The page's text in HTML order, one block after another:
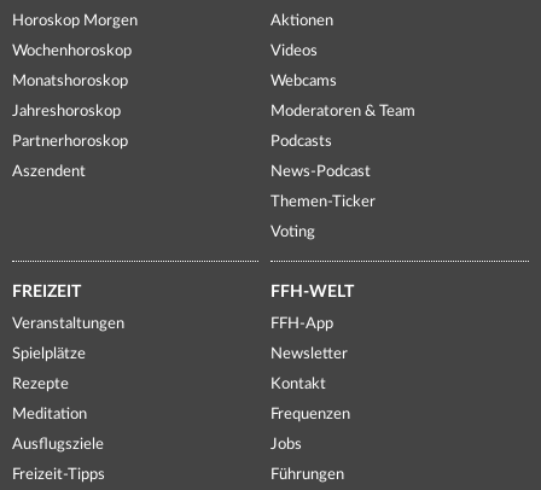
Horoskop Morgen
Wochenhoroskop
Monatshoroskop
Jahreshoroskop
Partnerhoroskop
Aszendent
Aktionen
Videos
Webcams
Moderatoren & Team
Podcasts
News-Podcast
Themen-Ticker
Voting
FREIZEIT
Veranstaltungen
Spielplätze
Rezepte
Meditation
Ausflugsziele
Freizeit-Tipps
FFH-WELT
FFH-App
Newsletter
Kontakt
Frequenzen
Jobs
Führungen